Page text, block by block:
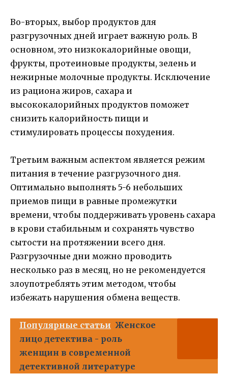
Во-вторых, выбор продуктов для
разгрузочных дней играет важную роль. В
основном, это низкокалорийные овощи,
фрукты, протеиновые продукты, зелень и
нежирные молочные продукты. Исключение
из рациона жиров, сахара и
высококалорийных продуктов поможет
снизить калорийность пищи и
стимулировать процессы похудения.
Третьим важным аспектом является режим
питания в течение разгрузочного дня.
Оптимально выполнять 5-6 небольших
приемов пищи в равные промежутки
времени, чтобы поддерживать уровень сахара
в крови стабильным и сохранять чувство
сытости на протяжении всего дня.
Разгрузочные дни можно проводить
несколько раз в месяц, но не рекомендуется
злоупотреблять этим методом, чтобы
избежать нарушения обмена веществ.
Популярные статьи Женское
лицо детектива - роль
женщин в современной
детективной литературе